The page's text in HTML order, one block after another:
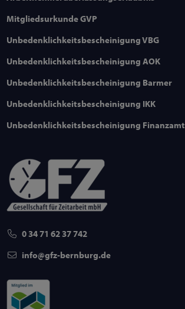
0 34 71 62 37 742
info
gfz-bernburg de
Mitgliedsurkunde GVP
Unbedenklichkeitsbescheinigung VBG
Unbedenklichkeitsbescheinigung AOK
Unbedenklichkeitsbescheinigung Barmer
Unbedenklichkeitsbescheinigung IKK
Unbedenklichkeitsbescheinigung Finanzamt